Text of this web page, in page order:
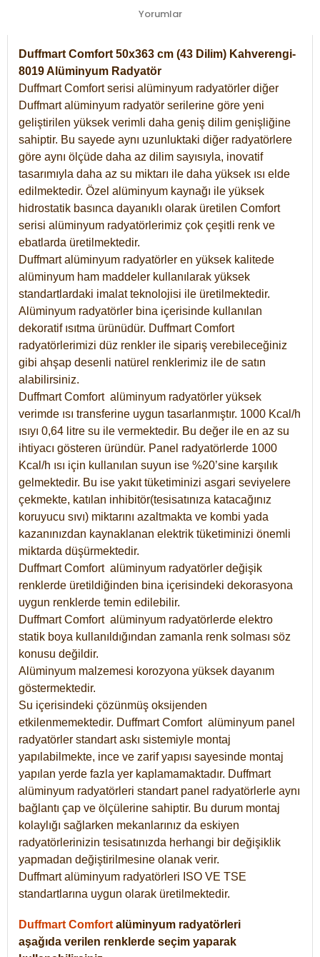
Yorumlar
Duffmart Comfort 50x363 cm (43 Dilim) Kahverengi-
8019 Alüminyum Radyatör
Duffmart Comfort serisi alüminyum radyatörler diğer
Duffmart alüminyum radyatör serilerine göre yeni
geliştirilen yüksek verimli daha geniş dilim genişliğine
sahiptir. Bu sayede aynı uzunluktaki diğer radyatörlere
göre aynı ölçüde daha az dilim sayısıyla, inovatif
tasarımıyla daha az su miktarı ile daha yüksek ısı elde
edilmektedir. Özel alüminyum kaynağı ile yüksek
hidrostatik basınca dayanıklı olarak üretilen Comfort
serisi alüminyum radyatörlerimiz çok çeşitli renk ve
ebatlarda üretilmektedir.
Duffmart alüminyum radyatörler en yüksek kalitede
alüminyum ham maddeler kullanılarak yüksek
standartlardaki imalat teknolojisi ile üretilmektedir.
Alüminyum radyatörler bina içerisinde kullanılan
dekoratif ısıtma ürünüdür. Duffmart Comfort
radyatörlerimizi düz renkler ile sipariş verebileceğiniz
gibi ahşap desenli natürel renklerimiz ile de satın
alabilirsiniz.
Duffmart Comfort alüminyum radyatörler yüksek
verimde ısı transferine uygun tasarlanmıştır. 1000 Kcal/h
ısıyı 0,64 litre su ile vermektedir. Bu değer ile en az su
ihtiyacı gösteren üründür. Panel radyatörlerde 1000
Kcal/h ısı için kullanılan suyun ise %20’sine karşılık
gelmektedir. Bu ise yakıt tüketiminizi asgari seviyelere
çekmekte, katılan inhibitör(tesisatınıza katacağınız
koruyucu sıvı) miktarını azaltmakta ve kombi yada
kazanınızdan kaynaklanan elektrik tüketiminizi önemli
miktarda düşürmektedir.
Duffmart Comfort alüminyum radyatörler değişik
renklerde üretildiğinden bina içerisindeki dekorasyona
uygun renklerde temin edilebilir.
DuffmartComfort alüminyum radyatörlerde elektro
statik boya kullanıldığından zamanla renk solması söz
konusu değildir.
Alüminyum malzemesi korozyona yüksek dayanım
göstermektedir.
Su içerisindeki çözünmüş oksijenden
etkilenmemektedir. DuffmartComfort alüminyum panel
radyatörler standart askı sistemiyle montaj
yapılabilmekte, ince ve zarif yapısı sayesinde montaj
yapılan yerde fazla yer kaplamamaktadır. Duffmart
alüminyum radyatörleri standart panel radyatörlerle aynı
bağlantı çap ve ölçülerine sahiptir. Bu durum montaj
kolaylığı sağlarken mekanlarınız da eskiyen
radyatörlerinizin tesisatınızda herhangi bir değişiklik
yapmadan değiştirilmesine olanak verir.
Duffmart alüminyum radyatörleri ISO VE TSE
standartlarına uygun olarak üretilmektedir.
Duffmart Comfort alüminyum radyatörleri
aşağıda verilen renklerde seçim yaparak